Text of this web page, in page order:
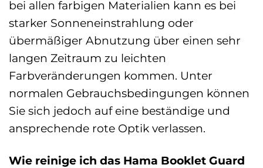
bei allen farbigen Materialien kann es bei
starker Sonneneinstrahlung oder
übermäßiger Abnutzung über einen sehr
langen Zeitraum zu leichten
Farbveränderungen kommen. Unter
normalen Gebrauchsbedingungen können
Sie sich jedoch auf eine beständige und
ansprechende rote Optik verlassen.
Wie reinige ich das Hama Booklet Guard